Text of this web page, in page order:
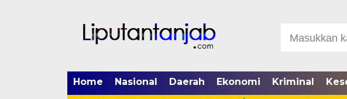
Home Nasional Daerah Ekonomi Kriminal